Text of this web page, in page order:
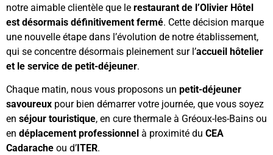
notre aimable clientèle que le restaurant de l’Olivier Hôtel
est désormais définitivement fermé. Cette décision marque
une nouvelle étape dans l’évolution de notre établissement,
qui se concentre désormais pleinement sur l’accueil hôtelier
et le service de petit-déjeuner.
Chaque matin, nous vous proposons un petit-déjeuner
savoureux pour bien démarrer votre journée, que vous soyez
en séjour touristique, en cure thermale à Gréoux-les-Bains ou
en déplacement professionnel à proximité du CEA
Cadarache ou d’ ITER.